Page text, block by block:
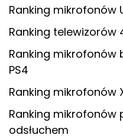
Ranking mikrofonów
Ranking telewizorów
Ranking mikrofonów
PS4
Ranking mikrofonów
Ranking mikrofonów
odsłuchem